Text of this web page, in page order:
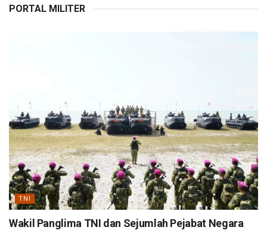
PORTAL MILITER
TNI
Wakil Panglima TNI dan Sejumlah Pejabat Negara